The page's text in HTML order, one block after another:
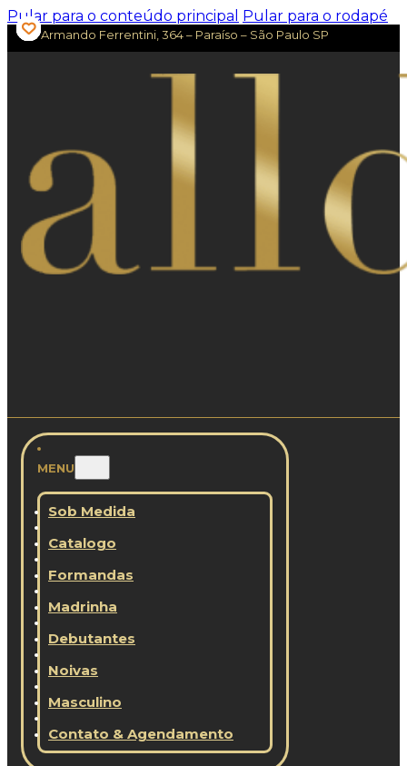
Pular para o conteúdo principal Pular para o rodapé
Av. Armando Ferrentini, 364 – Paraíso – São Paulo SP
MENU
Sob Medida
Catalogo
Formandas
Madrinha
Debutantes
Noivas
Masculino
Contato & Agendamento